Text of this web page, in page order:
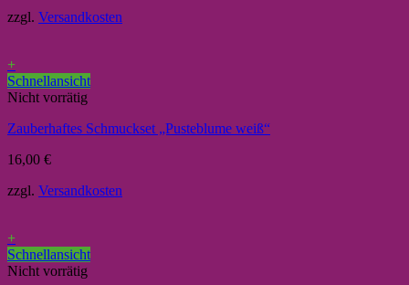
zzgl. Versandkosten
+
Schnellansicht
Nicht vorrätig
Zauberhaftes Schmuckset „Pusteblume weiß“
16,00 €
zzgl. Versandkosten
+
Schnellansicht
Nicht vorrätig